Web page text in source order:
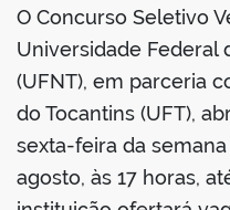
O Concurso Seletivo
Universidade Federal
(UFNT), em parceria
do Tocantins (UFT),
sexta-feira da
agosto, às 17 horas,